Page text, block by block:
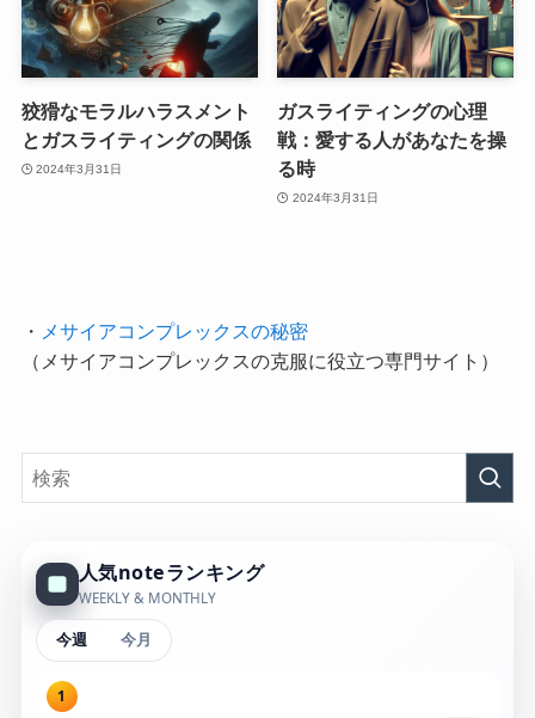
狡猾なモラルハラスメント
とガスライティングの関係
2024年3月31日
ガスライティングの心理
戦：愛する人があなたを操
る時
2024年3月31日
・
メサイアコンプレックスの秘密
（メサイアコンプレックスの克服に役立つ専門サイト）
人気noteランキング
WEEKLY & MONTHLY
今週 今月
1